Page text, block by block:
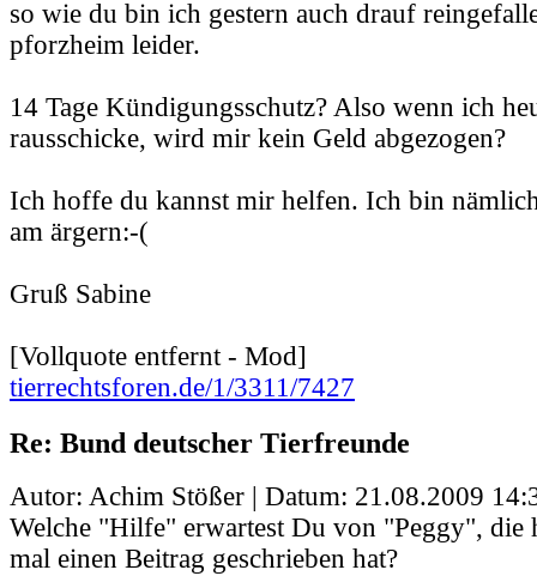
so wie du bin ich gestern auch drauf
pforzheim leider.
14 Tage Kündigungsschutz? Also wenn ich
rausschicke, wird mir kein Geld abgezogen?
Ich hoffe du kannst mir helfen. Ich bin
am ärgern:-(
Gruß Sabine
[Vollquote entfernt - Mod]
tierrechtsforen.de/1/3311/7427
Re: Bund deutscher Tierfreunde
Autor: Achim Stößer | Datum: 21.08.2009
Welche "Hilfe" erwartest Du von "Peggy", die
mal einen Beitrag geschrieben hat?